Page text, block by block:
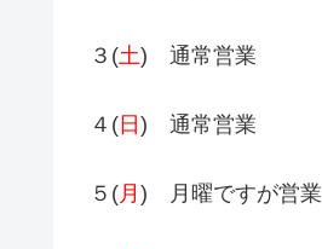
３(土) 通常営業
４( 日 ) 通常営業
５(月 ) 月曜ですが営業